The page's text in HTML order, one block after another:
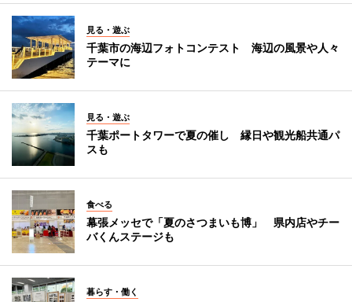
見る・遊ぶ
千葉市の海辺フォトコンテスト 海辺の風景や人々
テーマに
見る・遊ぶ
千葉ポートタワーで夏の催し 縁日や観光船共通パ
スも
食べる
幕張メッセで「夏のさつまいも博」 県内店やチー
バくんステージも
暮らす・働く